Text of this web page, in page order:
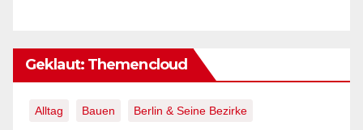
Geklaut: Themencloud
Alltag Bauen Berlin & Seine Bezirke